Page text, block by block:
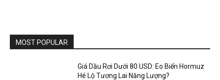
MOST POPULAR
Giá Dầu Rơi Dưới 80 USD: Eo Biển Hormuz
Hé Lộ Tương Lai Năng Lượng?